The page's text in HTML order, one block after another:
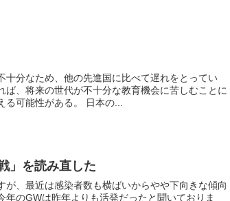
十分なため、他の先進国に比べて遅れをとってい
、将来の世代が不十分な教育機会に苦しむことに
なり、社会と経済の両方に深刻な影響を与える可能性がある。 日本の...
」を読み直した
、最近は感染者数も横ばいからやや下向きな傾向
のGWは昨年よりも活発だったと聞いておりま